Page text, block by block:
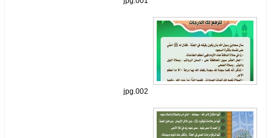
002.jpg